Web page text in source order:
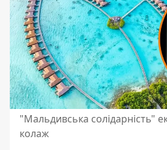
"Мальдивська солідарність"
колаж